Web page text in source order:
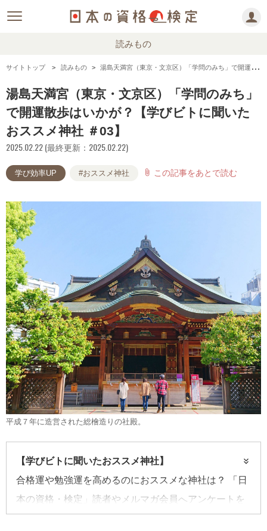
読みもの
サイトトップ 読みもの 湯島天満宮（東京・文京区）「学問のみち」で開運散歩はいかが？【学びビトに聞いたおススメ神社 ＃03】
湯島天満宮（東京・文京区）「学問のみち」
で開運散歩はいかが？【学びビトに聞いた
おススメ神社 ＃03】
2025.02.22 (最終更新：2025.02.22)
学び効率UP #おススメ神社 attach_file この記事をあとで読む
平成７年に造営された総檜造りの社殿。
【学びビトに聞いたおススメ神社】
合格運や勉強運を高めるのにおススメな神社は？ 「日
本の資格・検定」読者やメルマガ会員へアンケートを